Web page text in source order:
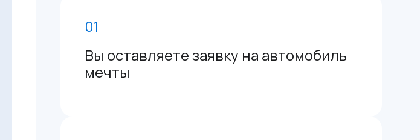
01
Вы оставляете заявку на автомобиль
мечты